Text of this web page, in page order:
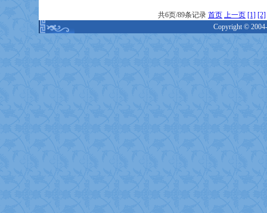
共6页/89条记录 首页 上一页 [1] [2]
Copyright ©